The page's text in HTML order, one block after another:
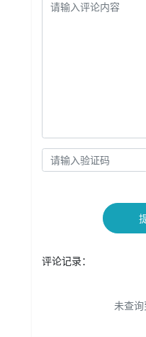
评论记录：
未查询